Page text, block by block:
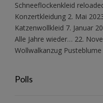
Schneeflockenkleid
Konzertkleidung 2. Mai
Katzenwollkleid 7. Januar
Alle Jahre wieder… 22.
Wollwalkanzug Pusteblume
Polls